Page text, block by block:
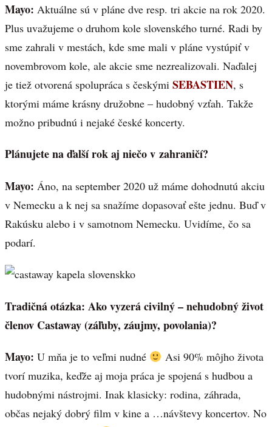
Mayo: Aktuálne sú v pláne dve resp. tri akcie na rok 2020.
Plus uvažujeme o druhom kole slovenského turné. Radi by
sme zahrali v mestách, kde sme mali v pláne vystúpiť v
novembrovom kole, ale akcie sme nezrealizovali. Naďalej
je tiež otvorená spolupráca s českými SEBASTIEN, s
ktorými máme krásny družobne – hudobný vzťah. Takže
možno pribudnú i nejaké české koncerty.
Plánujete na ďalší rok aj niečo v zahraničí?
Mayo: Áno, na september 2020 už máme dohodnutú akciu
v Nemecku a k nej sa snažíme dopasovať ešte jednu. Buď v
Rakúsku alebo i v samotnom Nemecku. Uvidíme, čo sa
podarí.
Tradičná otázka: Ako vyzerá civilný – nehudobný život
členov Castaway (záľuby, záujmy, povolania)?
Mayo: U mňa je to veľmi nudné
Asi 90% môjho života
tvorí muzika, keďže aj moja práca je spojená s hudbou a
hudobnými nástrojmi. Inak klasicky: rodina, záhrada,
občas nejaký dobrý film v kine a …návštevy koncertov. No